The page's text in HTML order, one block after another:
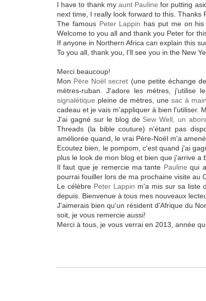
I have to thank my aunt Pauline for putting
next time, I really look forward to this. Thanks
The famous Peter Lappin has put me on his
Welcome to you all and thank you Peter for
If anyone in Northern Africa can explain this
To you all, thank you, I'll see you in the New
Merci beaucoup!
Mon Père Noël secret (une petite échange
mètres-ruban. J'adore les mètres, j'utilise
signalétique pleine de mètres, une sac à main
cadeau et je vais m'appliquer à bien l'utiliser.
J'ai gagné sur le blog de Sew Well, un
Threads (la bible couture) n'étant pas
améliorée quand, le vrai Père-Noël m'a
Ecoutez bien, le pompom, c'est quand j'ai
plus le look de mon blog et bien que j'arrive a
Il faut que je remercie ma tante Pauline qui
pourrai fouiller lors de ma prochaine visite au
Le célèbre Peter Lappin m'a mis sur sa liste
depuis. Bienvenue à tous mes nouveaux
J'aimerais bien qu'un résident d'Afrique du
soit, je vous remercie aussi!
Merci à tous, je vous verrai en 2013, année